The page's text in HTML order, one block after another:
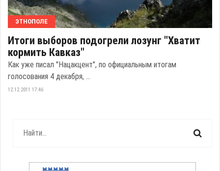
ЭТНОПОЛЕ
Итоги выборов подогрели лозунг "Хватит
кормить Кавказ"
Как уже писал "Нацакцент", по официальным итогам
голосования 4 декабря, ...
12.12.2011 17:46